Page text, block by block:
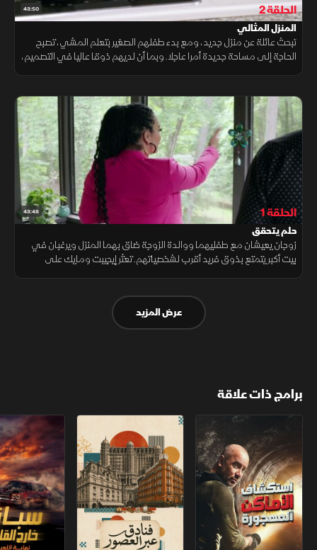
43:50 الحلقة 2
المنزل المثالي
تبحث عائلة عن منزل جديد، ومع بدء طفلهم الصغير بتعلم المشي، تصبح
الحاجة إلى مساحة جديدة أمرا عاجلا. وبما أن لديهم ذوقا عاليا في التصميم،
43:48 الحلقة 1
حلم يتحقق
زوجان يعيشان مع طفليهما ووالدة الزوجة ضاق بهما المنزل ويرغبان في
بيت أكبر يتمتع بذوق فريد أقرب لشخصياتهم. تعثر إيجيبت ومايك على
عرض المزيد
برامج ذات علاقة
استكشاف الأماكن المهجورة فنادق عبر العصور سباق خارج